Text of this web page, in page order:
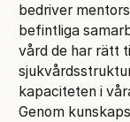
bedriver
befintliga
vård de har rätt
kapaciteten i
Genom